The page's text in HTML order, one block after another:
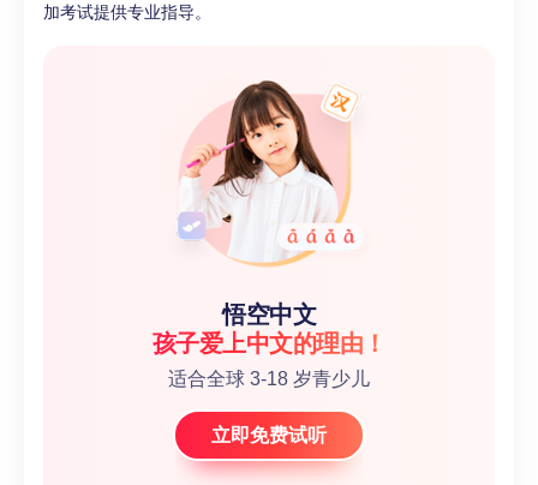
加考试提供专业指导。
悟空中文
孩子爱上中文的理由！
适合全球 3-18 岁青少儿
立即免费试听